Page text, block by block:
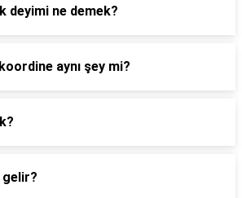
deyimi ne demek?
aynı şey mi?
gelir?